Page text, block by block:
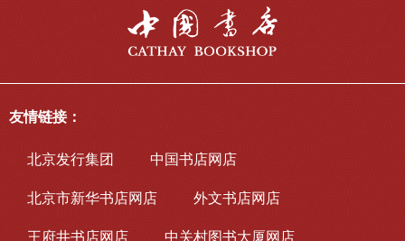
友情链接：
北京发行集团 中国书店网店
北京市新华书店网店 外文书店网店
王府井书店网店 中关村图书大厦网店